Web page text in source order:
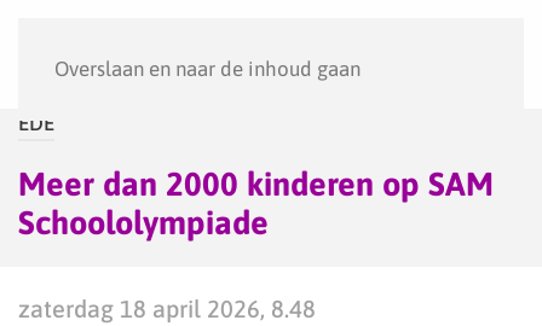
Overslaan en naar de inhoud gaan
EDE
Meer dan 2000 kinderen op SAM
Schoololympiade
zaterdag 18 april 2026, 8.48